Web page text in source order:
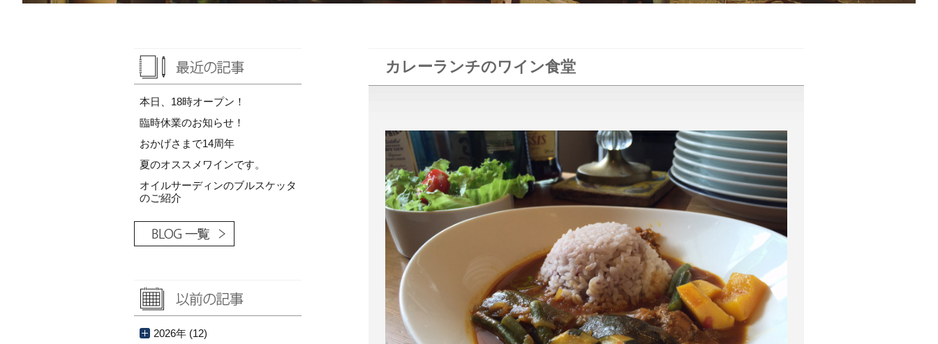
カレーランチのワイン食堂
本日、18時オープン！
臨時休業のお知らせ！
おかげさまで14周年
夏のオススメワインです。
オイルサーディンのブルスケッタ
のご紹介
2026年 (12)